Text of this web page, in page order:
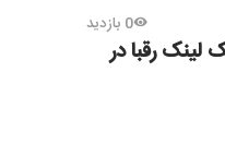
0 بازدید
لینک رقبا در